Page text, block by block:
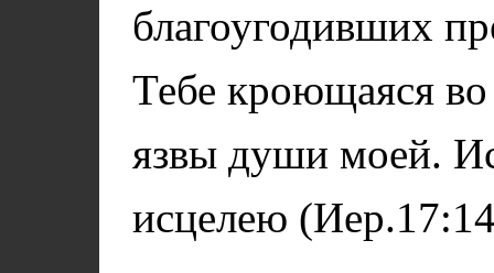
благоугодивших
Тебе кроющаяся
язвы души моей.
исцелею